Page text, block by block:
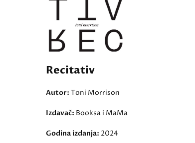
Recitativ
Autor: Toni Morrison
Izdavač: Booksa i MaMa
Godina izdanja: 2024